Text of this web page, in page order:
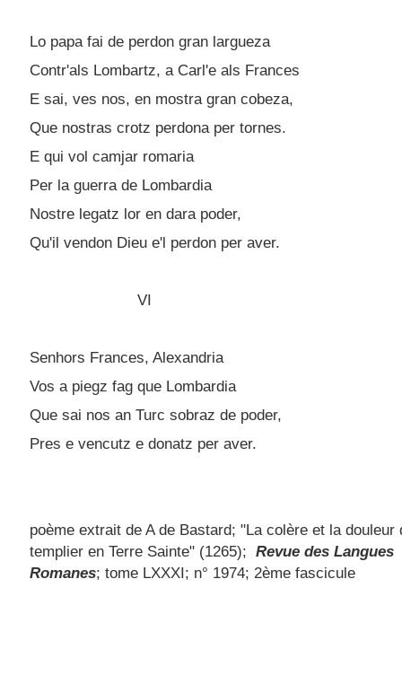
Lo papa fai de perdon gran largueza
Contr'als Lombartz, a Carl'e als Frances
E sai, ves nos, en mostra gran cobeza,
Que nostras crotz perdona per tornes.
E qui vol camjar romaria
Per la guerra de Lombardia
Nostre legatz lor en dara poder,
Qu'il vendon Dieu e'l perdon per aver.
VI
Senhors Frances, Alexandria
Vos a piegz fag que Lombardia
Que sai nos an Turc sobraz de poder,
Pres e vencutz e donatz per aver.
poème extrait de A de Bastard; "La colère et la douleur
templier en Terre Sainte" (1265); Revue des Langues
Romanes; tome LXXXI; n° 1974; 2ème fascicule